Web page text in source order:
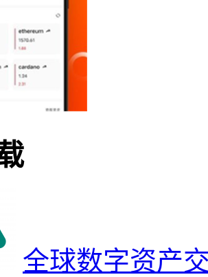
全球数字资产